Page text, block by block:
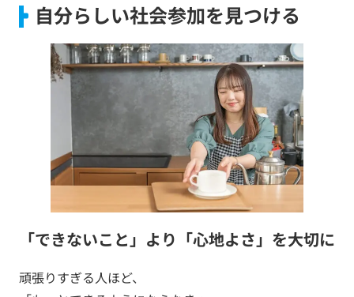
自分らしい社会参加を見つける
「できないこと」より「心地よさ」を大切に
頑張りすぎる人ほど、